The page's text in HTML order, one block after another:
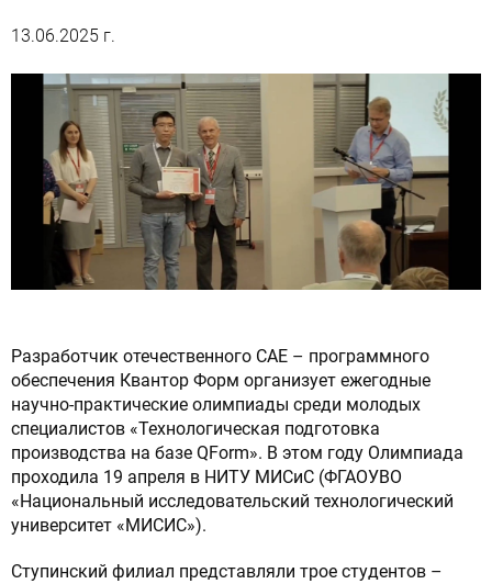
Сброс настроек
13.06.2025 г.
Разработчик отечественного САЕ – программного
обеспечения Квантор Форм организует ежегодные
научно-практические олимпиады среди молодых
специалистов «Технологическая подготовка
производства на базе QForm». В этом году Олимпиада
проходила 19 апреля в НИТУ МИСиС (ФГАОУВО
«Национальный исследовательский технологический
университет «МИСИС»).
Ступинский филиал представляли трое студентов –